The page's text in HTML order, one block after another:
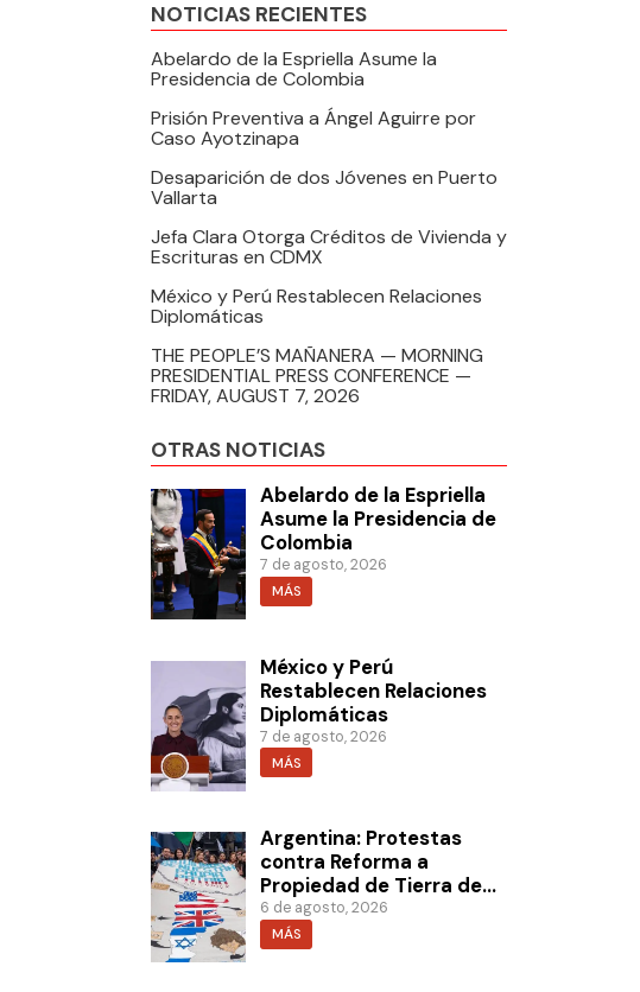
NOTICIAS RECIENTES
Abelardo de la Espriella Asume la
Presidencia de Colombia
Prisión Preventiva a Ángel Aguirre por
Caso Ayotzinapa
Desaparición de dos Jóvenes en Puerto
Vallarta
Jefa Clara Otorga Créditos de Vivienda y
Escrituras en CDMX
México y Perú Restablecen Relaciones
Diplomáticas
THE PEOPLE’S MAÑANERA — MORNING
PRESIDENTIAL PRESS CONFERENCE —
FRIDAY, AUGUST 7, 2026
OTRAS NOTICIAS
Abelardo de la Espriella
Asume la Presidencia de
Colombia
7 de agosto, 2026
MÁS
México y Perú
Restablecen Relaciones
Diplomáticas
7 de agosto, 2026
MÁS
Argentina: Protestas
contra Reforma a
Propiedad de Tierra de
Milei
6 de agosto, 2026
MÁS